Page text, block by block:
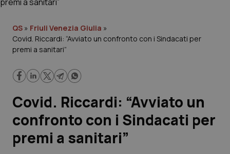
Governo e Parlamento
Regioni e Asl
Lavoro e Professioni
Scienza e Farmaci
Studi e Analisi
QS » Friuli Venezia Giulia »
Covid. Riccardi: “Avviato un confronto con i Sindacati per
premi a sanitari”
Covid. Riccardi: “Avviato un
confronto con i Sindacati per
premi a sanitari”